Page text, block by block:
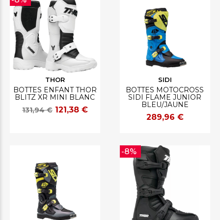
THOR
BOTTES ENFANT THOR
BLITZ XR MINI BLANC
131,94 € 121,38 €
SIDI
BOTTES MOTOCROSS
SIDI FLAME JUNIOR
BLEU/JAUNE
289,96 €
-8%